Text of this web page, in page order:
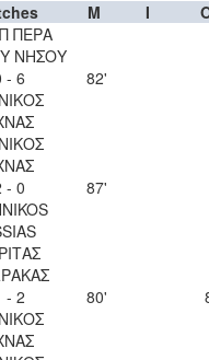
M I
ΠΕΡΑ
ΝΗΣΟΥ
- 6
82'
- 0
87'
- 2
80'